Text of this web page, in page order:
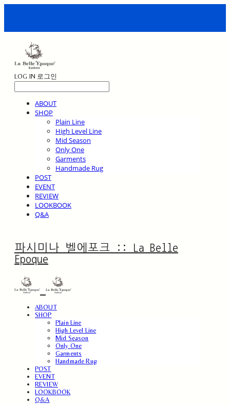
LOG IN 로그인
ABOUT
SHOP
Plain Line
High Level Line
Mid Season
Only One
Garments
Handmade Rug
POST
EVENT
REVIEW
LOOKBOOK
Q&A
파시미나 벨에포크 :: La Belle
Epoque
ABOUT
SHOP
Plain Line
High Level Line
Mid Season
Only One
Garments
Handmade Rug
POST
EVENT
REVIEW
LOOKBOOK
Q&A